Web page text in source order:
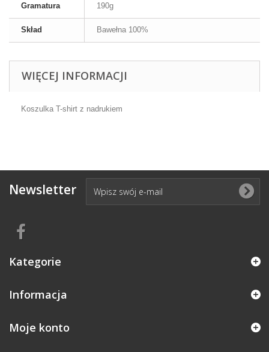
Gramatura 190g
Skład Bawełna 100%
WIĘCEJ INFORMACJI
Koszulka T-shirt z nadrukiem
Newsletter
Kategorie
Informacja
Moje konto